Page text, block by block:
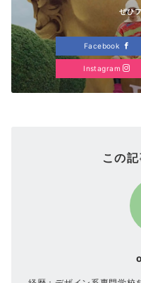
ぜひ
Facebook
Instagram
この